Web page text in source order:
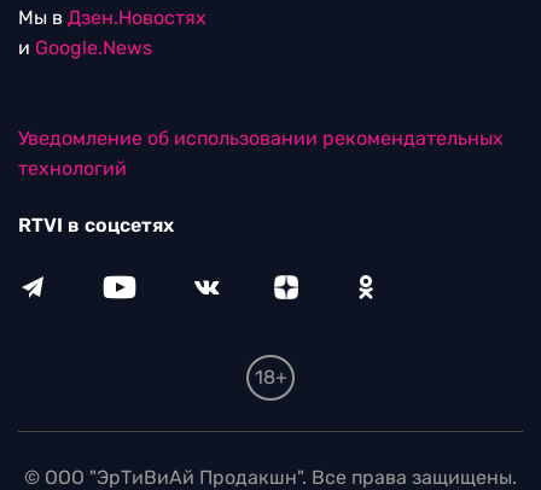
Мы в Дзен.Новостях
и Google.News
Уведомление об использовании рекомендательных
технологий
RTVI в соцсетях
18+
© ООО "ЭрТиВиАй Продакшн". Все права защищены.